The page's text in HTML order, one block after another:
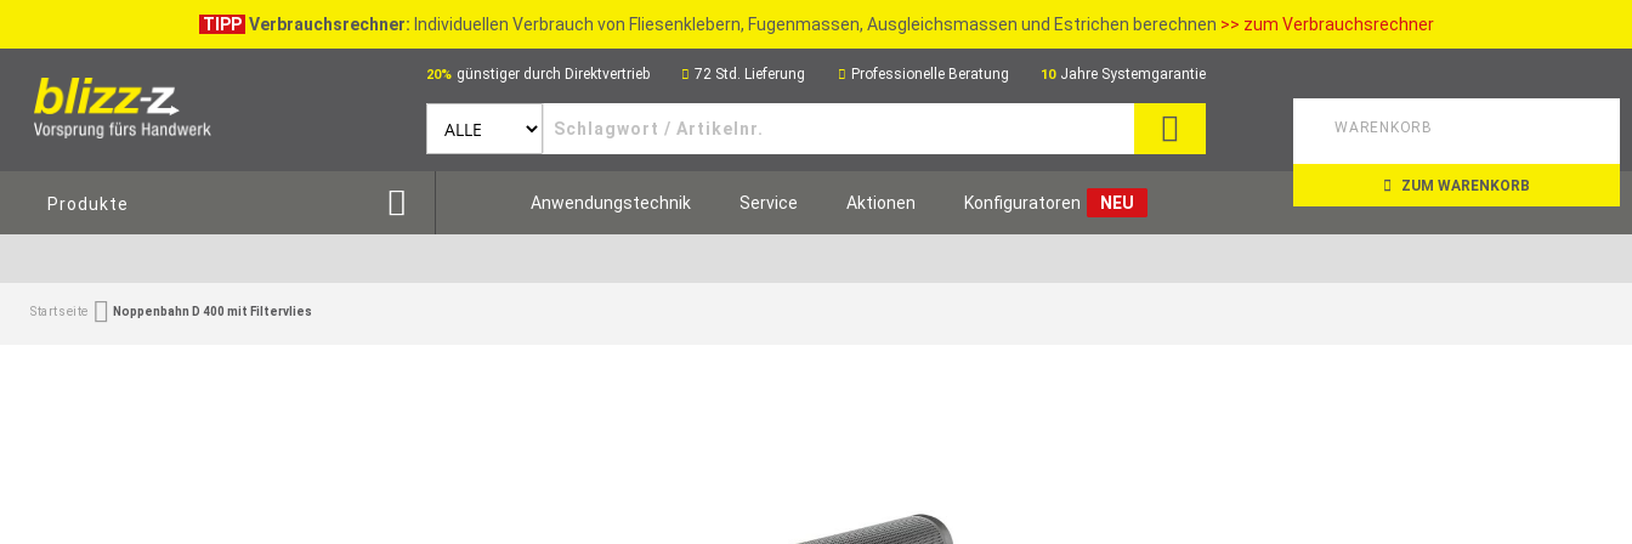
TIPP Verbrauchsrechner: Individuellen Verbrauch von Fliesenklebern, Fugenmassen, Ausgleichsmassen und Estrichen berechnen >> zum Verbrauchsrechner
20% günstiger durch Direktvertrieb 72 Std. Lieferung Professionelle Beratung 10 Jahre Systemgarantie
WARENKORB
ZUM WARENKORB
Produkte Anwendungstechnik Service Aktionen Konfiguratoren NEU
Startseite Noppenbahn D 400 mit Filtervlies